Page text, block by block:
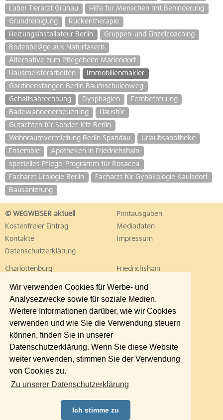
Wir verwenden Cookies für Werbe- und
Analysezwecke sowie für soziale Medien.
Weitere Informationen darüber, wie wir Cookies
verwenden und wie Sie die Verwendung steuern
können, finden Sie in unserer
Datenschutzerklärung. Wenn Sie diese Website
weiter verwenden, stimmen Sie der Verwendung
von Cookies zu.
Zu unserer Datenschutzerklärung
Ich stimme zu
Labor Tierarzt Grünau
Hilfe für Menschen mit Behinderung
Grundreinigung
Rückentherapie
Heizungsinstallateur Berlin
Gruppen-und Einzelcoaching
Bodenbeläge aus Naturfasern
Alternative zum Pflegeheim Mariendorf
Hausmeisterarbeiten
Immobilienmakler
Gardinenstangen Berlin Baumschulenweg
Gehaltsabrechnung
Dysphagien
Fernbetreuung
Badewannenerneuerung
Haustür
Gutachten für Sonder-Kfz Berlin
Wohnraumvermietung Berlin Spandau
Urlaubsapotheke
Ensemble
Apotheken in Friedrichshain
spezielles Pflege-Programm für Rosacea
Facharzt Urologie Berlin
Facharzt für Gynäkologie Kaulsdorf
Bausanierung
© WEGWEISER aktuell
Printausgaben
Kostenfreier Eintrag
Mediadaten
Kontakte
Impressum
Datenschutzerklärung
Charlottenburg
Friedrichshain
Lichtenberg
Marzahn
Neukölln
Pankow
Reinickendorf
Schöneberg
Spandau
Steglitz
Tempelhof
Treptow
Umland Ost